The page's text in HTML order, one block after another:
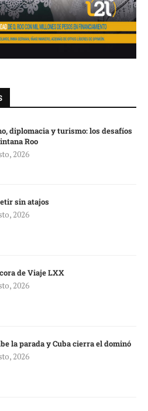
diplomacia y turismo: los desafíos
Roo
2026
sin atajos
2026
de Viaje LXX
2026
la parada y Cuba cierra el dominó
2026